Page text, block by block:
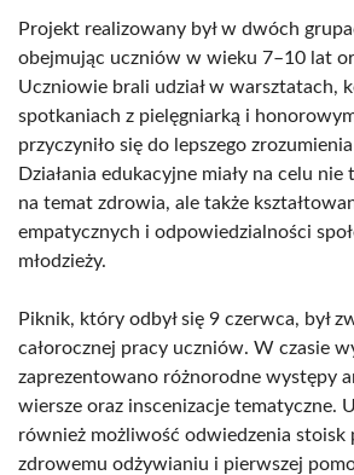
Projekt realizowany był w dwóch
obejmując uczniów w wieku 7–10 lat
Uczniowie brali udział w warsztatach,
spotkaniach z pielęgniarką i
przyczyniło się do lepszego
Działania edukacyjne miały na celu
na temat zdrowia, ale także
empatycznych i odpowiedzialności
młodzieży.
Piknik, który odbył się 9 czerwca, był
całorocznej pracy uczniów. W czasie
zaprezentowano różnorodne występy
wiersze oraz inscenizacje tematyczne.
również możliwość odwiedzenia stoisk
zdrowemu odżywianiu i pierwszej